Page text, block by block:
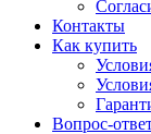
Контакты
Как купить
Вопрос-